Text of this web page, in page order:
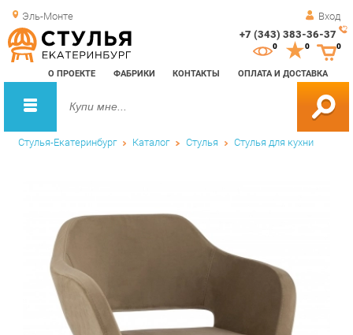
Эль-Монте Вход
+7 (343) 383-36-37
О ПРОЕКТЕ ФАБРИКИ КОНТАКТЫ ОПЛАТА И ДОСТАВКА
0 0
Стулья-Екатеринбург Каталог Стулья Стулья для кухни